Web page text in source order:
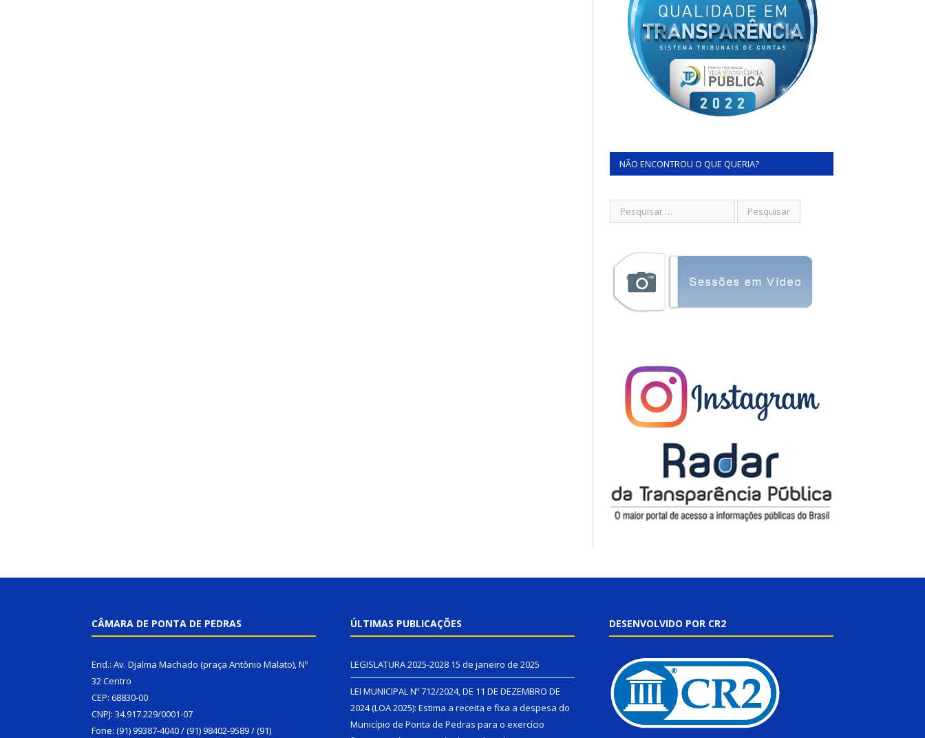
NÃO ENCONTROU O QUE QUERIA?
CÂMARA DE PONTA DE PEDRAS
End.: Av. Djalma Machado (praça Antônio Malato), Nº
32 Centro
CEP: 68830-00
CNPJ: 34.917.229/0001-07
Fone: (91) 99387-4040 / (91) 98402-9589 / (91)
ÚLTIMAS PUBLICAÇÕES
LEGISLATURA 2025-2028 15 de janeiro de 2025
LEI MUNICIPAL Nº 712/2024, DE 11 DE DEZEMBRO DE
2024 (LOA 2025): Estima a receita e fixa a despesa do
Município de Ponta de Pedras para o exercício
DESENVOLVIDO POR CR2